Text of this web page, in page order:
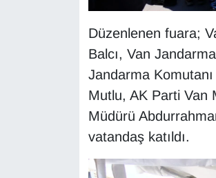
Düzenlenen fuara;
Balcı, Van
Jandarma
Mutlu, AK Parti Van
Müdürü
vatandaş katıldı.